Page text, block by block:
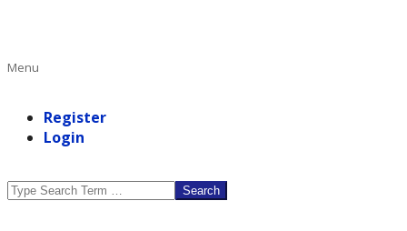
Primary
Menu
Register
Login
Search